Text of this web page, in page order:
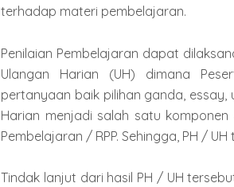
terhadap materi pembelajaran.
Penilaian Pembelajaran dapat
Ulangan Harian (UH) dimana
pertanyaan baik pilihan ganda, essay,
Harian menjadi salah satu
Pembelajaran / RPP. Sehingga, PH /
Tindak lanjut dari hasil PH / UH